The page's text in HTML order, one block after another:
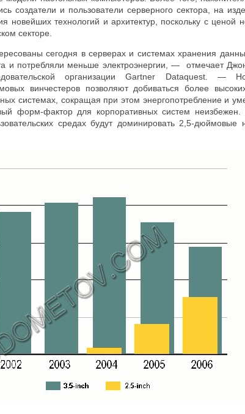
создатели и пользователи серверного сектора, на
новейших технологий и архитектур, поскольку с ценой
секторе.
сегодня в серверах и системах хранения
и потребляли меньше электроэнергии, — отмечает
организации Gartner Dataquest. —
винчестеров позволяют добиваться более
системах, сокращая при этом энергопотребление и
форм-фактор для корпоративных систем неизбежен.
средах будут доминировать 2,5-дюймовые